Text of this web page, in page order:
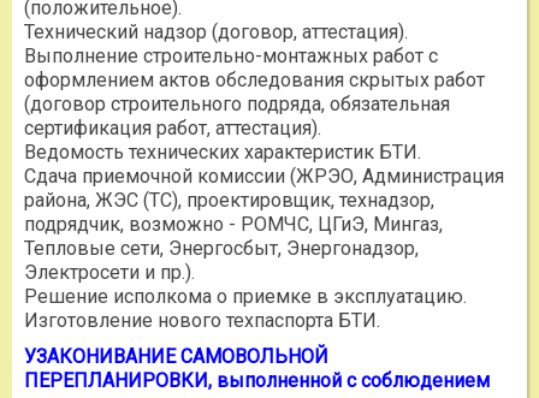
(положительное).
Технический надзор (договор, аттестация).
Выполнение строительно-монтажных работ с
оформлением актов обследования скрытых работ
(договор строительного подряда, обязательная
сертификация работ, аттестация).
Ведомость технических характеристик БТИ.
Сдача приемочной комиссии (ЖРЭО, Администрация
района, ЖЭС (ТС), проектировщик, технадзор,
подрядчик, возможно - РОМЧС, ЦГиЭ, Мингаз,
Тепловые сети, Энергосбыт, Энергонадзор,
Электросети и пр.).
Решение исполкома о приемке в эксплуатацию.
Изготовление нового техпаспорта БТИ.
УЗАКОНИВАНИЕ САМОВОЛЬНОЙ
ПЕРЕПЛАНИРОВКИ, выполненной с соблюдением